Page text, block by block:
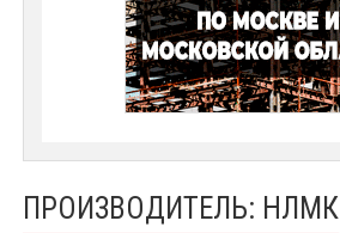
ПРОИЗВОДИТЕЛЬ: НЛМК